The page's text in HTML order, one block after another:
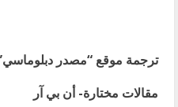
ترجمة موقع “مصدر دبلوماسي”
مقالات مختارة- أن بي آر